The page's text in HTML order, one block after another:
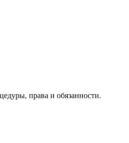
права и обязанности.